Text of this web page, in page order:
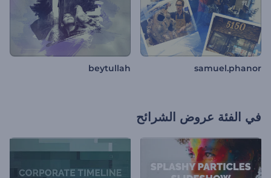
samuel.phanor
beytullah
في الفئة عروض الشرائح